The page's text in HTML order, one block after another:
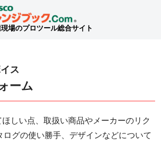
場のプロツール総合サイト
ス
ーム
しい点、取扱い商品やメーカーのリク
ログの使い勝手、デザインなどについて